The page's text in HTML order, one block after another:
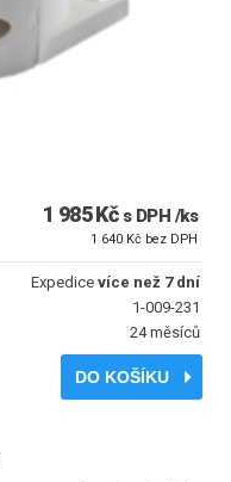
1 985 Kč s DPH /ks
1 640 Kč bez DPH
Expedice více než 7 dní
1-009-231
24 měsíců
DO KOŠÍKU